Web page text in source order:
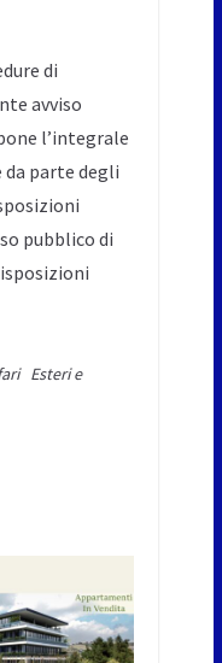
di
avviso
l’integrale
da parte degli
pubblico di
Esteri e